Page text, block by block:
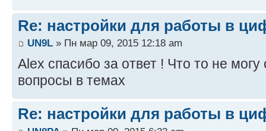
Re: настройки для работы в
UN9L » Пн мар 09, 2015 12:18 am
Alex спасибо за ответ ! Что то не
вопросы в темах
Re: настройки для работы в